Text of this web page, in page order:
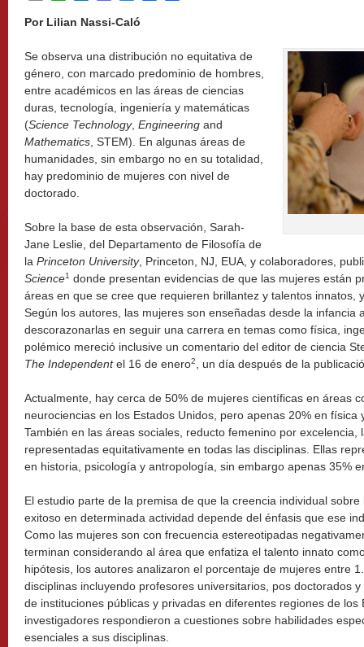
Por Lilian Nassi-Caló
Se observa una distribución no equitativa de
género, con marcado predominio de hombres,
entre académicos en las áreas de ciencias
duras, tecnología, ingeniería y matemáticas
(Science Technology, Engineering and
Mathematics , STEM). En algunas áreas de
humanidades, sin embargo no en su totalidad,
hay predominio de mujeres con nivel de
doctorado.
Sobre la base de esta observación, Sarah-
Jane Leslie, del Departamento de Filosofía de
la Princeton University, Princeton, NJ, EUA, y colaboradores,
Science1 donde presentan evidencias de que las mujeres están
áreas en que se cree que requieren brillantez y talentos innatos,
Según los autores, las mujeres son enseñadas desde la infancia
descorazonarlas en seguir una carrera en temas como física,
polémico mereció inclusive un comentario del editor de ciencia
The Independentel 16 de enero2 , un día después de la
Actualmente, hay cerca de 50% de mujeres científicas en áreas
neurociencias en los Estados Unidos, pero apenas 20% en física
También en las áreas sociales, reducto femenino por excelencia,
representadas equitativamente en todas las disciplinas. Ellas
en historia, psicología y antropología, sin embargo apenas 35%
El estudio parte de la premisa de que la creencia individual
exitoso en determinada actividad depende del énfasis que ese
Como las mujeres son con frecuencia estereotipadas
terminan considerando al área que enfatiza el talento innato
hipótesis, los autores analizaron el porcentaje de mujeres entre
disciplinas incluyendo profesores universitarios, pos doctorados
de instituciones públicas y privadas en diferentes regiones de los
investigadores respondieron a cuestiones sobre habilidades
esenciales a sus disciplinas.